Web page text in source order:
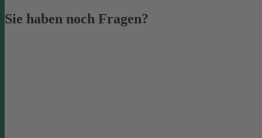
Sie haben noch Fragen?